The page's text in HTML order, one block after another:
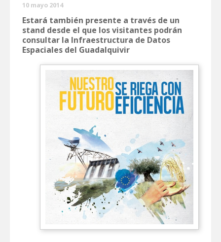
10 mayo 2014
Estará también presente a través de un
stand desde el que los visitantes podrán
consultar la Infraestructura de Datos
Espaciales del Guadalquivir